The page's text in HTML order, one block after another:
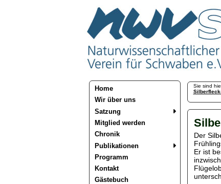
Home
Wir über uns
Satzung
Mitglied werden
Chronik
Publikationen
Programm
Kontakt
Gästebuch
Sie sind
Der
Er ist